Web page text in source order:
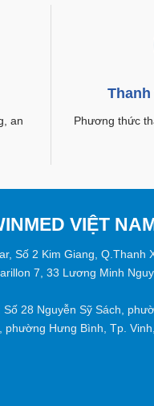
an
Phương thức
VIỆT
Số 2 Kim Giang, Q.Thanh
7, 33 Lương Minh
28 Nguyễn Sỹ Sách,
phường Hưng Bình, Tp.